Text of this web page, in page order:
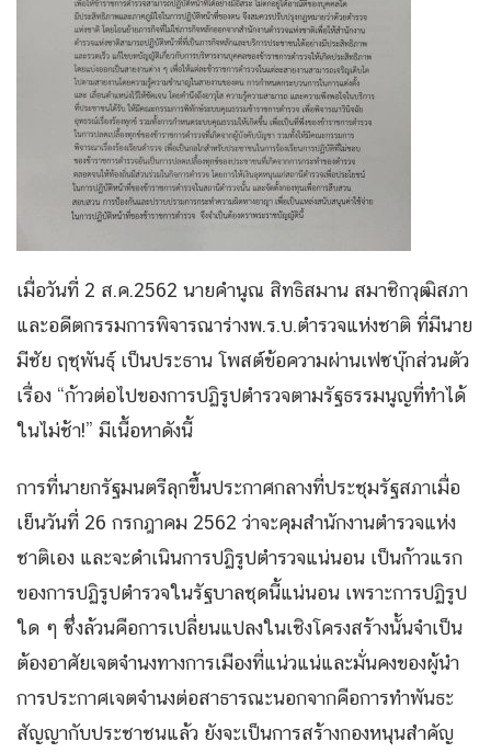
เมื่อวันที่ 2 ส.ค.2562 นายคำนูณ สิทธิสมาน สมาชิกวุฒิสภา
และอดีตกรรมการพิจารณาร่างพ.ร.บ.ตำรวจแห่งชาติ ที่มีนาย
มีชัย ฤชุพันธุ์ เป็นประธาน โพสต์ข้อความผ่านเฟซบุ๊กส่วนตัว
เรื่อง “ก้าวต่อไปของการปฏิรูปตำรวจตามรัฐธรรมนูญที่ทำได้
ในไม่ช้า!” มีเนื้อหาดังนี้
การที่นายกรัฐมนตรีลุกขึ้นประกาศกลางที่ประชุมรัฐสภาเมื่อ
เย็นวันที่ 26 กรกฎาคม 2562 ว่าจะคุมสำนักงานตำรวจแห่ง
ชาติเอง และจะดำเนินการปฏิรูปตำรวจแน่นอน เป็นก้าวแรก
ของการปฏิรูปตำรวจในรัฐบาลชุดนี้แน่นอน เพราะการปฏิรูป
ใด ๆ ซึ่งล้วนคือการเปลี่ยนแปลงในเชิงโครงสร้างนั้นจำเป็น
ต้องอาศัยเจตจำนงทางการเมืองที่แน่วแน่และมั่นคงของผู้นำ
การประกาศเจตจำนงต่อสาธารณะนอกจากคือการทำพันธะ
สัญญากับประชาชนแล้ว ยังจะเป็นการสร้างกองหนุนสำคัญ